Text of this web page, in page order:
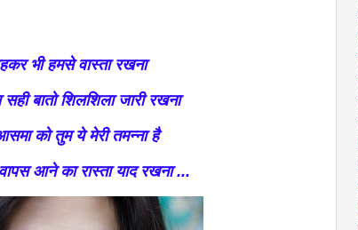
भी हमसे वास्ता रखना
सही बातो शिलशिला जारी रखना
को तुम ये मेरी तमन्ना है
आने का रास्ता याद रखना ...